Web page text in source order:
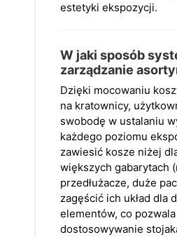
estetyki ekspozycji.
W jaki sposób
zarządzanie
Dzięki mocowaniu
na kratownicy,
swobodę w ustalaniu
każdego poziomu
zawiesić kosze niżej
większych gabarytach
przedłużacze, duże
zagęścić ich układ dla
elementów, co
dostosowywanie